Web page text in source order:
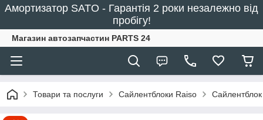
Амортизатор SATO - Гарантія 2 роки незалежно від
пробігу!
Магазин автозапчастин PARTS 24
Товари та послуги Сайлентблоки Raiso